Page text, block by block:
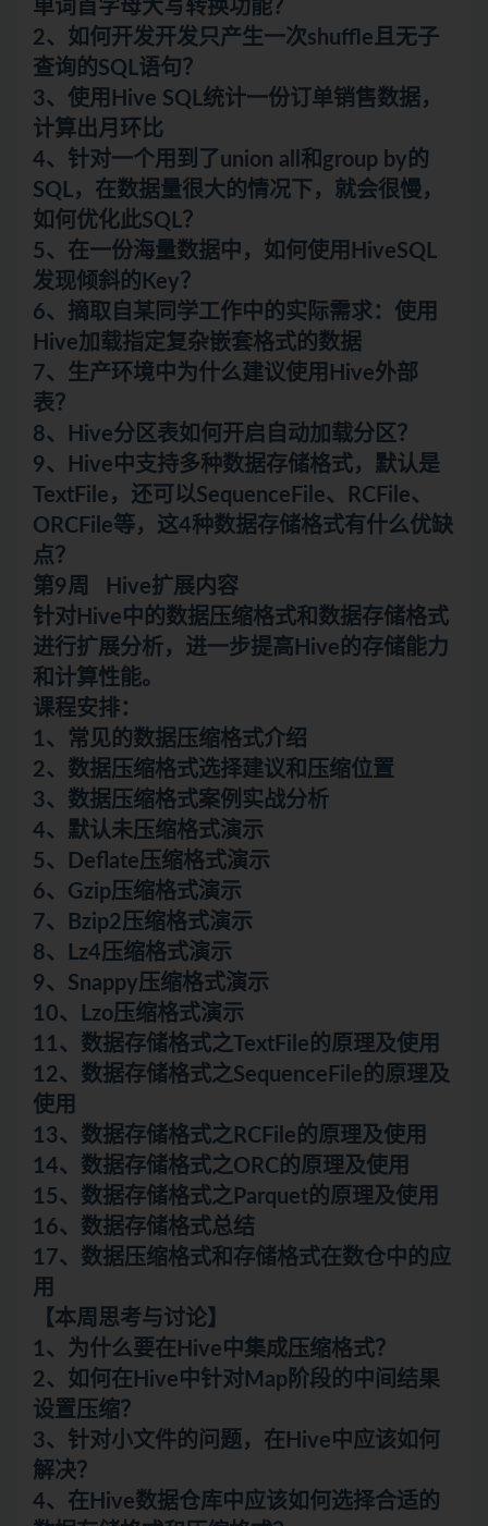
单词首字母大写转换功能？
2、如何开发开发只产生一次shuffle且无子
查询的SQL语句？
3、使用Hive SQL统计一份订单销售数据，
计算出月环比
4、针对一个用到了union all和group by的
SQL，在数据量很大的情况下，就会很慢，
如何优化此SQL？
5、在一份海量数据中，如何使用HiveSQL
发现倾斜的Key？
6、摘取自某同学工作中的实际需求：使用
Hive加载指定复杂嵌套格式的数据
7、生产环境中为什么建议使用Hive外部
表？
8、Hive分区表如何开启自动加载分区？
9、Hive中支持多种数据存储格式，默认是
TextFile，还可以SequenceFile、RCFile、
ORCFile等，这4种数据存储格式有什么优缺
点？
第9周 Hive扩展内容
针对Hive中的数据压缩格式和数据存储格式
进行扩展分析，进一步提高Hive的存储能力
和计算性能。
课程安排：
1、常见的数据压缩格式介绍
2、数据压缩格式选择建议和压缩位置
3、数据压缩格式案例实战分析
4、默认未压缩格式演示
5、Deflate压缩格式演示
6、Gzip压缩格式演示
7、Bzip2压缩格式演示
8、Lz4压缩格式演示
9、Snappy压缩格式演示
10、Lzo压缩格式演示
11、数据存储格式之TextFile的原理及使用
12、数据存储格式之SequenceFile的原理及
使用
13、数据存储格式之RCFile的原理及使用
14、数据存储格式之ORC的原理及使用
15、数据存储格式之Parquet的原理及使用
16、数据存储格式总结
17、数据压缩格式和存储格式在数仓中的应
用
【本周思考与讨论】
1、为什么要在Hive中集成压缩格式？
2、如何在Hive中针对Map阶段的中间结果
设置压缩？
3、针对小文件的问题，在Hive中应该如何
解决？
4、在Hive数据仓库中应该如何选择合适的